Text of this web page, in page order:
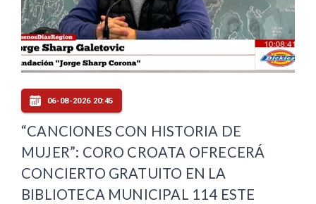
06-08-2026 20:45
“CANCIONES CON HISTORIA DE
MUJER”: CORO CROATA OFRECERÁ
CONCIERTO GRATUITO EN LA
BIBLIOTECA MUNICIPAL 114 ESTE